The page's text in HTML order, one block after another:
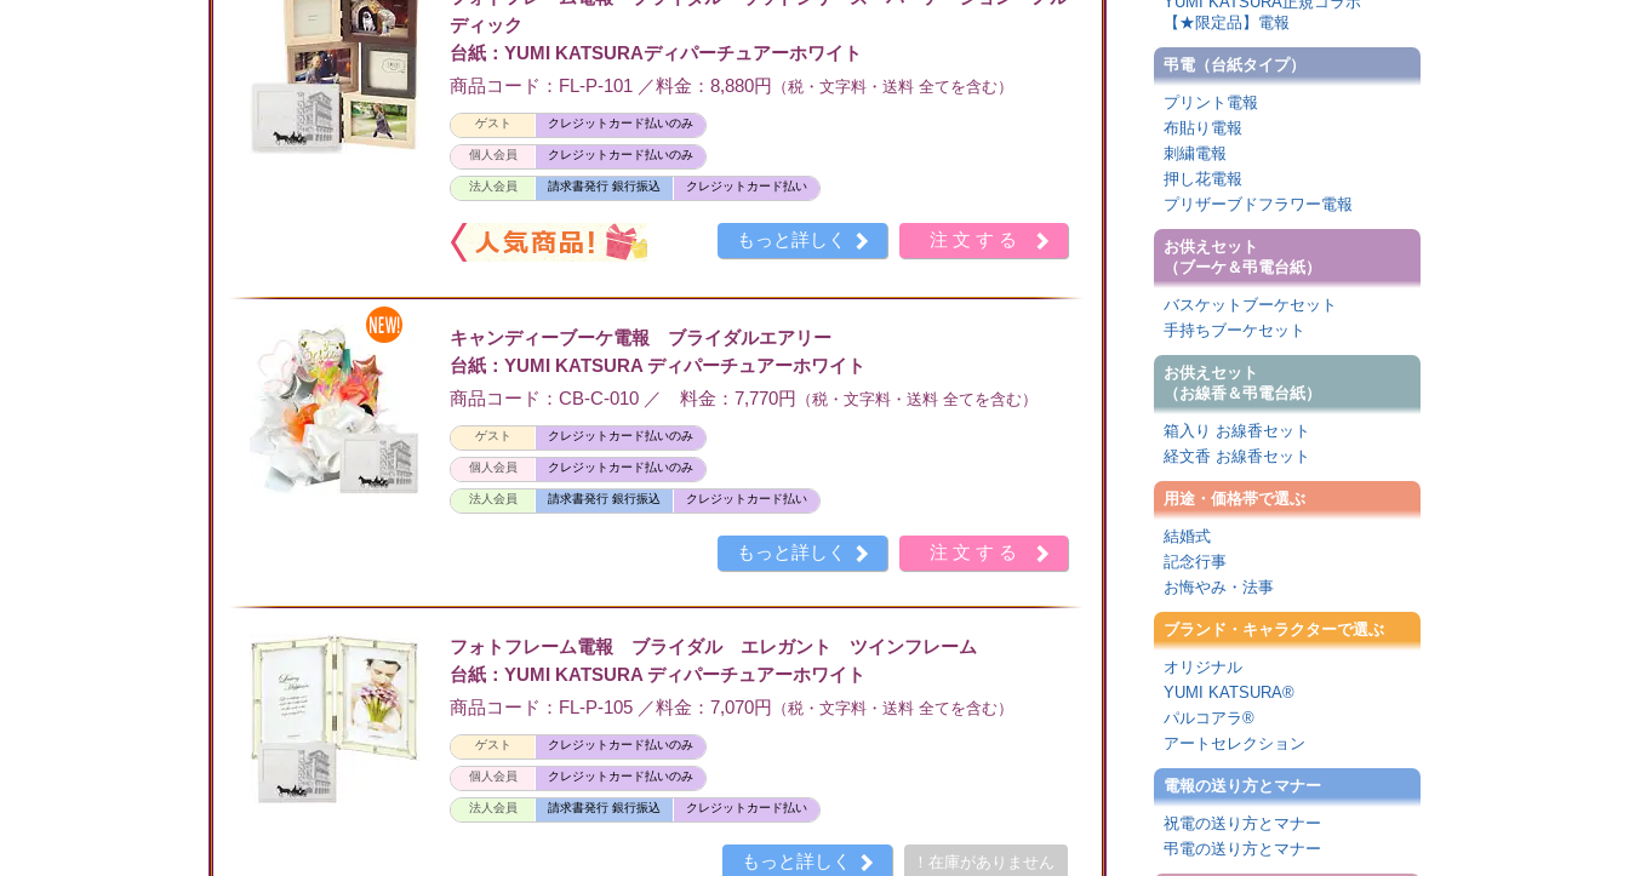
ディック
台紙：YUMI KATSURAディパーチュアーホワイト
商品コード：FL-P-101 ／料金：8,880円
（税・文字料・送料 全てを含む）
ゲスト クレジットカード払いのみ
個人会員 クレジットカード払いのみ
法人会員 請求書発行 銀行振込 クレジットカード払い
もっと詳しく 注文する
キャンディーブーケ電報 ブライダルエアリー
台紙：YUMI KATSURA ディパーチュアーホワイト
商品コード：CB-C-010 ／ 料金：7,770円
（税・文字料・送料 全てを含む）
ゲスト クレジットカード払いのみ
個人会員 クレジットカード払いのみ
法人会員 請求書発行 銀行振込 クレジットカード払い
もっと詳しく 注文する
フォトフレーム電報 ブライダル エレガント ツインフレーム
台紙：YUMI KATSURA ディパーチュアーホワイト
商品コード：FL-P-105 ／料金：7,070円
（税・文字料・送料 全てを含む）
ゲスト クレジットカード払いのみ
個人会員 クレジットカード払いのみ
法人会員 請求書発行 銀行振込 クレジットカード払い
もっと詳しく ！在庫がありません
【★限定品】電報
弔電（台紙タイプ）
プリント電報
布貼り電報
刺繍電報
押し花電報
プリザーブドフラワー電報
お供えセット
（ブーケ＆弔電台紙）
バスケットブーケセット
手持ちブーケセット
お供えセット
（お線香＆弔電台紙）
箱入り お線香セット
経文香 お線香セット
用途・価格帯で選ぶ
結婚式
記念行事
お悔やみ・法事
ブランド・キャラクターで選ぶ
オリジナル
YUMI KATSURA®
パルコアラ®
アートセレクション
電報の送り方とマナー
祝電の送り方とマナー
弔電の送り方とマナー